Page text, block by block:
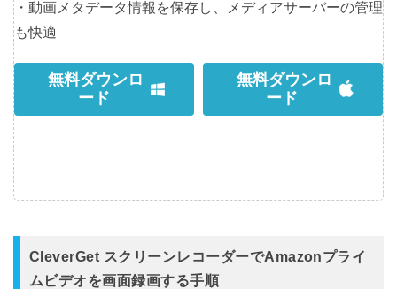
・動画メタデータ情報を保存し、メディアサーバーの管理
も快適
無料ダウンロ
ード
無料ダウンロ
ード
CleverGet スクリーンレコーダーでAmazonプライ
ムビデオを画面録画する手順